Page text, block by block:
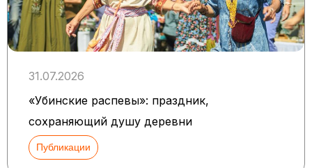
31.07.2026
«Убинские распевы»: праздник,
сохраняющий душу деревни
Публикации